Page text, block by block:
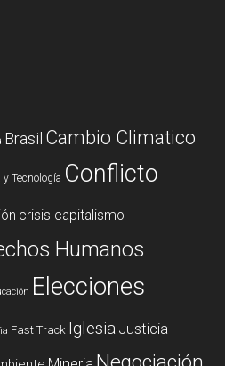
Brasil Cambio Climatico
y Tecnología Conflicto
crisis capitalismo
Humanos
Elecciones
Fast Track Iglesia Justicia